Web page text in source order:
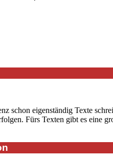
schon eigenständig Texte
Fürs Texten gibt es eine